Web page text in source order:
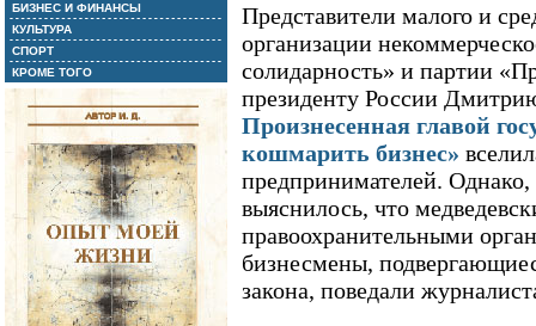
БИЗНЕС И ФИНАНСЫ
КУЛЬТУРА
СПОРТ
КРОМЕ ТОГО
Представители малого и
организации
солидарность» и партии
президенту России
Произнесенная главой
кошмарить бизнес»
предпринимателей. Однако,
выяснилось, что
правоохранительными
бизнесмены,
закона, поведали